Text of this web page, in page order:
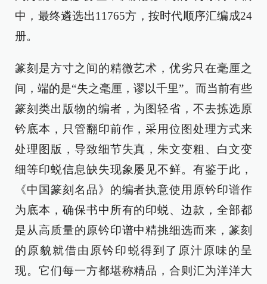
中，最终遴选出11765方，按时代顺序汇编成24
册。
篆刻是方寸之间的精微艺术，优劣只在毫厘之
间，端的是“失之毫厘，谬以千里”。而当前有些
篆刻类出版物的编者，为图轻省，不去拣选原
钤底本，只管翻印前作，采用位图处理方式来
处理图版，导致细节失真，朱文变粗、白文变
细等印蜕信息缺失现象屡见不鲜。有鉴于此，
《中国篆刻名品》的编者执意使用原钤印谱作
为底本，确保书中所有的印蜕、边款，全部都
是从高质量的原钤印谱中精挑细选而来，篆刻
的原貌就借由原钤印蜕得到了原汁原味的呈
现。它们每一方都堪称精品，合则汇为洋洋大